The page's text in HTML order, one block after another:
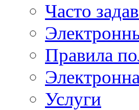
Часто
Правила
Услуги